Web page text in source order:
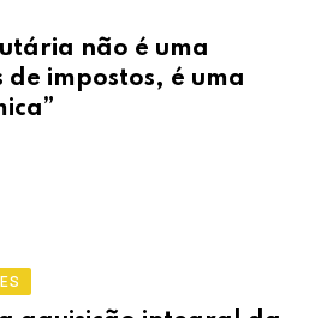
não é uma
impostos, é uma